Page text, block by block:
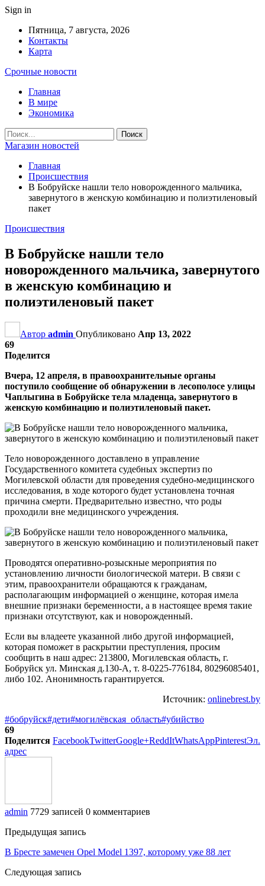
Sign in
Пятница, 7 августа, 2026
Контакты
Карта
Срочные новости
Главная
В мире
Экономика
Магазин новостей
Главная
Происшествия
В Бобруйске нашли тело новорожденного мальчика,
завернутого в женскую комбинацию и полиэтиленовый
пакет
Происшествия
В Бобруйске нашли тело
новорожденного мальчика, завернутого
в женскую комбинацию и
полиэтиленовый пакет
Автор admin Опубликовано Апр 13, 2022
69
Поделится
Вчера, 12 апреля, в правоохранительные органы
поступило сообщение об обнаружении в лесополосе улицы
Чаплыгина в Бобруйске тела младенца, завернутого в
женскую комбинацию и полиэтиленовый пакет.
Тело новорожденного доставлено в управление
Государственного комитета судебных экспертиз по
Могилевской области для проведения судебно-медицинского
исследования, в ходе которого будет установлена точная
причина смерти. Предварительно известно, что роды
проходили вне медицинского учреждения.
Проводятся оперативно-розыскные мероприятия по
установлению личности биологической матери. В связи с
этим, правоохранители обращаются к гражданам,
располагающим информацией о женщине, которая имела
внешние признаки беременности, а в настоящее время такие
признаки отсутствуют, как и новорожденный.
Если вы владеете указанной либо другой информацией,
которая поможет в раскрытии преступления, просим
сообщить в наш адрес: 213800, Могилевская область, г.
Бобруйск ул. Минская д.130-А, т. 8-0225-776184, 80296085401,
либо 102. Анонимность гарантируется.
Источник: onlinebrest.by
#бобруйск#дети#могилёвская_область#убийство
69
Поделится FacebookTwitterGoogle+ReddItWhatsAppPinterestЭл.
адрес
admin 7729 записей 0 комментариев
Предыдущая запись
В Бресте замечен Opel Model 1397, которому уже 88 лет
Следующая запись